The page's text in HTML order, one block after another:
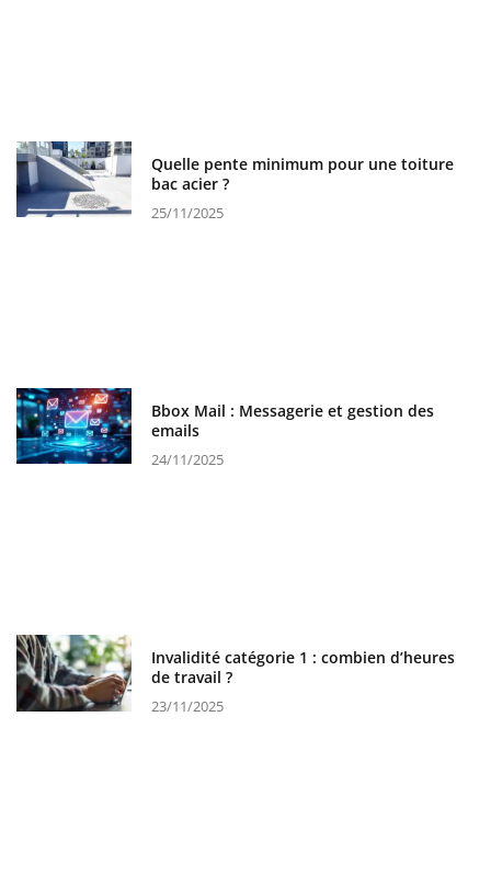
Quelle pente minimum pour une toiture
bac acier ?
25/11/2025
Bbox Mail : Messagerie et gestion des
emails
24/11/2025
Invalidité catégorie 1 : combien d’heures
de travail ?
23/11/2025